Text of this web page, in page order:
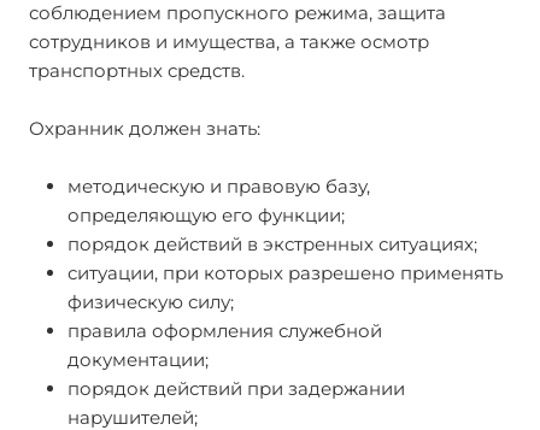
соблюдением пропускного режима, защита
сотрудников и имущества, а также осмотр
транспортных средств.
Охранник должен знать:
методическую и правовую базу,
определяющую его функции;
порядок действий в экстренных ситуациях;
ситуации, при которых разрешено применять
физическую силу;
правила оформления служебной
документации;
порядок действий при задержании
нарушителей;